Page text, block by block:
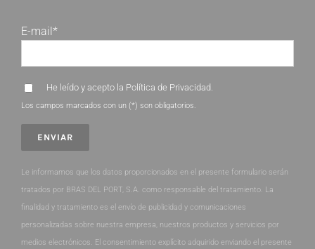
E-mail*
He leído y acepto la Política de Privacidad.
Los campos marcados con un (*) son obligatorios.
Le informamos que los datos proporcionados en el presente formulario serán
tratados por BRAS DEL PORT, S.A. como responsable del tratamiento. La
finalidad y tratamiento es el envío de publicidad y comunicaciones
personalizadas sobre nuestra empresa, nuestros productos y servicios por
medios electrónicos. El consentimiento explícito adquirido enviando el presente